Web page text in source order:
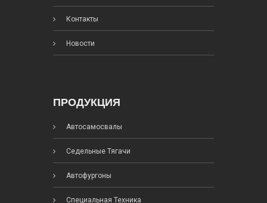
Контакты
Новости
ПРОДУКЦИЯ
Автосамосвалы
Седельные Тягачи
Автофургоны
Специальная Техника